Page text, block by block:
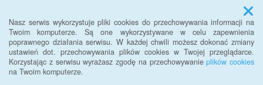
Nasz serwis wykorzystuje pliki cookies do przechowywania informacji na
Twoim komputerze. Są one wykorzystywane w celu zapewnienia
poprawnego działania serwisu. W każdej chwili możesz dokonać zmiany
ustawień dot. przechowywania plików cookies w Twojej przeglądarce.
Korzystając z serwisu wyrażasz zgodę na przechowywanieplików cookies
na Twoim komputerze.
Menu
BIP Urzędu Gminy
Janowice Wielkie od 2022